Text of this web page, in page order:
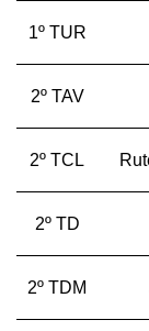
1º TUR
2º TAV
2º TCL
2º TD
2º TDM